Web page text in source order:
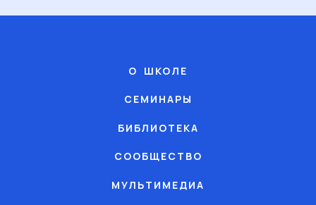
О ШКОЛЕ
СЕМИНАРЫ
БИБЛИОТЕКА
СООБЩЕСТВО
МУЛЬТИМЕДИА